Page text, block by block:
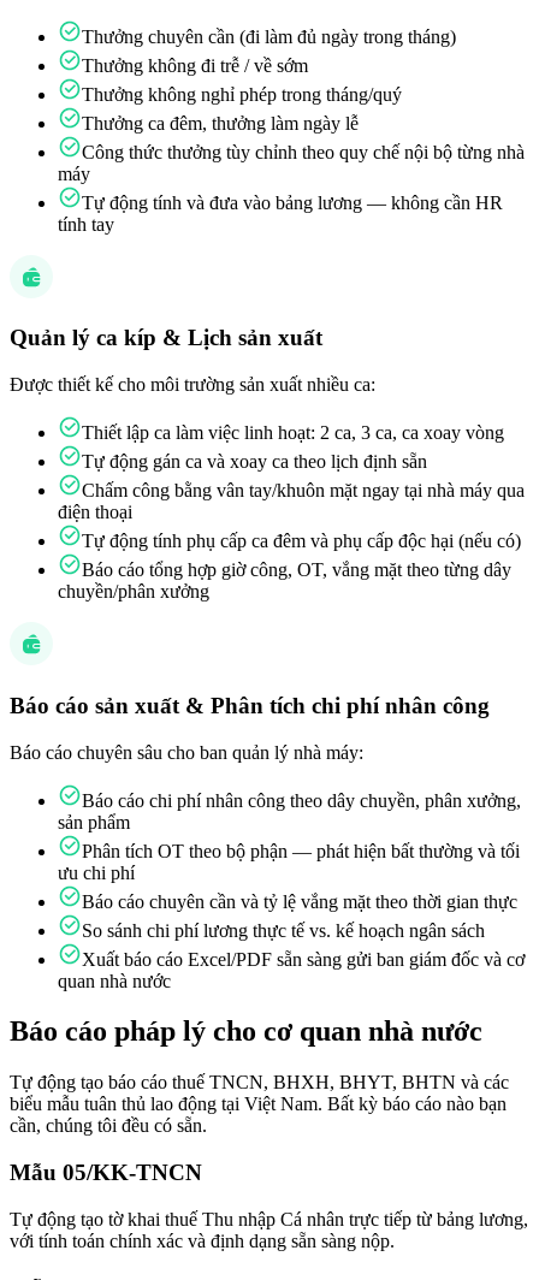
Thưởng chuyên cần (đi làm đủ ngày trong tháng)
Thưởng không đi trễ / về sớm
Thưởng không nghỉ phép trong tháng/quý
Thưởng ca đêm, thưởng làm ngày lễ
Công thức thưởng tùy chỉnh theo quy chế nội bộ từng nhà
máy
Tự động tính và đưa vào bảng lương — không cần HR
tính tay
Quản lý ca kíp & Lịch sản xuất
Được thiết kế cho môi trường sản xuất nhiều ca:
Thiết lập ca làm việc linh hoạt: 2 ca, 3 ca, ca xoay vòng
Tự động gán ca và xoay ca theo lịch định sẵn
Chấm công bằng vân tay/khuôn mặt ngay tại nhà máy qua
điện thoại
Tự động tính phụ cấp ca đêm và phụ cấp độc hại (nếu có)
Báo cáo tổng hợp giờ công, OT, vắng mặt theo từng dây
chuyền/phân xưởng
Báo cáo sản xuất & Phân tích chi phí nhân công
Báo cáo chuyên sâu cho ban quản lý nhà máy:
Báo cáo chi phí nhân công theo dây chuyền, phân xưởng,
sản phẩm
Phân tích OT theo bộ phận — phát hiện bất thường và tối
ưu chi phí
Báo cáo chuyên cần và tỷ lệ vắng mặt theo thời gian thực
So sánh chi phí lương thực tế vs. kế hoạch ngân sách
Xuất báo cáo Excel/PDF sẵn sàng gửi ban giám đốc và cơ
quan nhà nước
Báo cáo pháp lý cho cơ quan nhà nước
Tự động tạo báo cáo thuế TNCN, BHXH, BHYT, BHTN và các
biểu mẫu tuân thủ lao động tại Việt Nam. Bất kỳ báo cáo nào bạn
cần, chúng tôi đều có sẵn.
Mẫu 05/KK-TNCN
Tự động tạo tờ khai thuế Thu nhập Cá nhân trực tiếp từ bảng lương,
với tính toán chính xác và định dạng sẵn sàng nộp.